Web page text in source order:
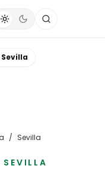
Sevilla
/ Sevilla
SEVILLA